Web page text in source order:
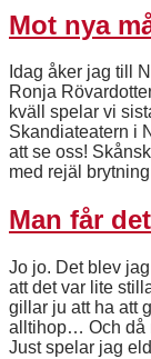
Mot nya
Idag åker jag till
Ronja
kväll spelar vi
Skandiateatern i
att se oss!
med rejäl
Man får
Jo jo. Det blev
att det var lite
gillar ju att ha att
alltihop… Och då
Just spelar jag